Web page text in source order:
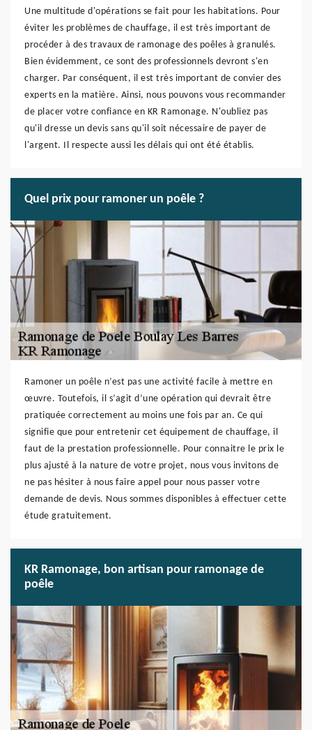
Une multitude d'opérations se fait pour les habitations. Pour
éviter les problèmes de chauffage, il est très important de
procéder à des travaux de ramonage des poêles à granulés.
Bien évidemment, ce sont des professionnels devront s'en
charger. Par conséquent, il est très important de convier des
experts en la matière. Ainsi, nous pouvons vous recommander
de placer votre confiance en KR Ramonage. N'oubliez pas
qu'il dresse un devis sans qu'il soit nécessaire de payer de
l'argent. Il respecte aussi les délais qui ont été établis.
Quel prix pour ramoner un poêle ?
Ramoner un poêle n’est pas une activité facile à mettre en
œuvre. Toutefois, il s’agit d’une opération qui devrait être
pratiquée correctement au moins une fois par an. Ce qui
signifie que pour entretenir cet équipement de chauffage, il
faut de la prestation professionnelle. Pour connaitre le prix le
plus ajusté à la nature de votre projet, nous vous invitons de
ne pas hésiter à nous faire appel pour nous passer votre
demande de devis. Nous sommes disponibles à effectuer cette
étude gratuitement.
KR Ramonage, bon artisan pour ramonage de
poêle